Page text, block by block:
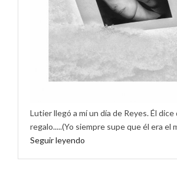
Lutier llegó a mí un día de Reyes. Él
regalo.....(Yo siempre supe que él era el
Seguir leyendo